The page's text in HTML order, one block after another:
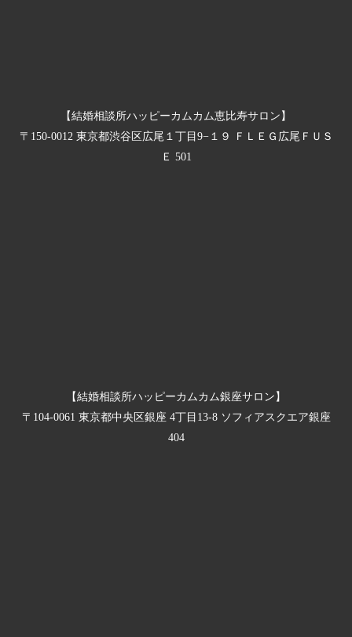
【結婚相談所ハッピーカムカム恵比寿サロン】
〒150-0012 東京都渋谷区広尾１丁目9−１９ ＦＬＥＧ広尾ＦＵＳ
Ｅ 501
【結婚相談所ハッピーカムカム銀座サロン】
〒104-0061 東京都中央区銀座 4丁目13-8 ソフィアスクエア銀座
404